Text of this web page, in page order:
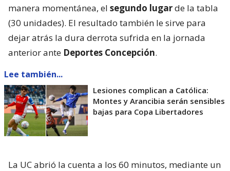
manera momentánea, el segundo lugarde la tabla
(30 unidades). El resultado también le sirve para
dejar atrás la dura derrota sufrida en la jornada
anterior ante Deportes Concepción.
Lee también...
Lesiones complican a Católica:
Montes y Arancibia serán sensibles
bajas para Copa Libertadores
La UC abrió la cuenta a los 60 minutos, mediante un